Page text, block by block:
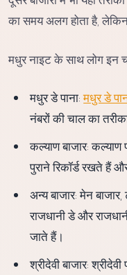
का समय अलग होता है,
मधुर नाइट के साथ लोग इन
मधुर डे पाना:मधुर डे
नंबरों की चाल का
कल्याण बाजार: कल्याण
पुराने रिकॉर्ड रखते हैं
अन्य बाजार: मेन
राजधानी डे और
जाते हैं।
श्रीदेवी बाजार: